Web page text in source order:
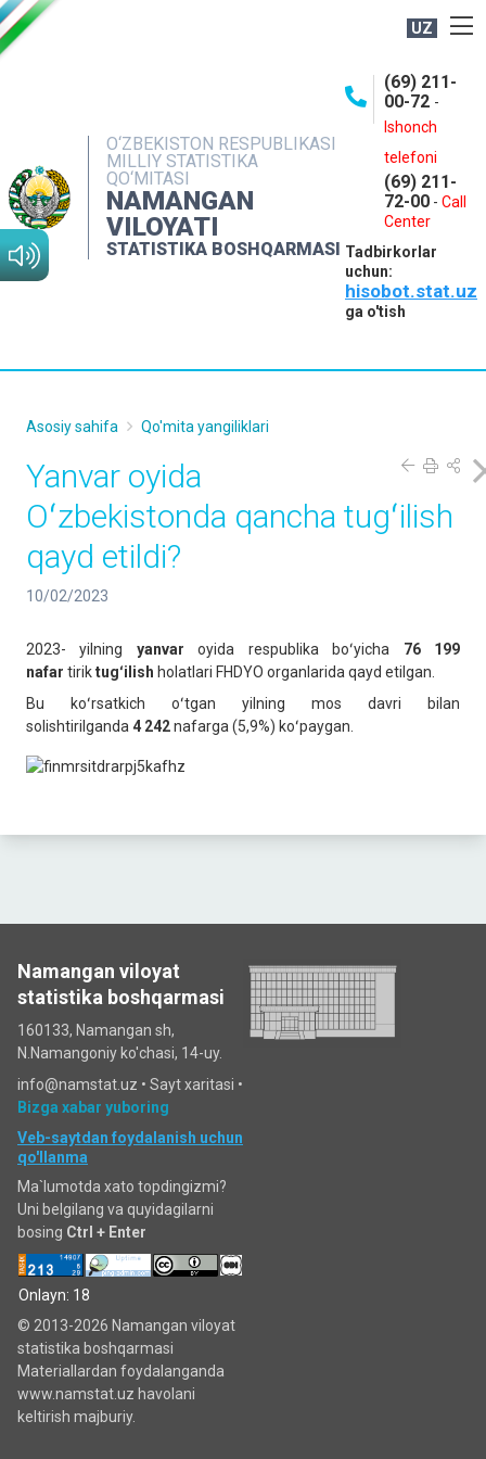
UZ
O‘ZBEKISTON RESPUBLIKASI
MILLIY STATISTIKA
QO‘MITASI
NAMANGAN
VILOYATI
STATISTIKA BOSHQARMASI
(69) 211-
00-72 -
Ishonch
telefoni
(69) 211-
72-00 - Call
Center
Tadbirkorlar
uchun:
hisobot.stat.uz
ga o'tish
NASHRLAR
INTERAKTIV XIZMATLAR
MATBUOT XIZMATI
MUROJAATLAR
Asosiy sahifa Qo'mita yangiliklari
Yanvar oyida
Oʻzbekistonda qancha tugʻilish
qayd etildi?
10/02/2023
2023- yilning yanvar oyida respublika boʻyicha 76 199
nafar tiriktugʻilish holatlari FHDYO organlarida qayd etilgan.
Bu koʻrsatkich oʻtgan yilning mos davri bilan
solishtirilganda 4 242nafarga (5,9%) koʻpaygan.
Namangan viloyat
statistika boshqarmasi
160133, Namangan sh,
N.Namangoniy ko'chasi, 14-uy.
info@namstat.uz • Sayt xaritasi •
Bizga xabar yuboring
Veb-saytdan foydalanish uchun
qo'llanma
Ma`lumotda xato topdingizmi?
Uni belgilang va quyidagilarni
bosing Ctrl + Enter
Onlayn: 18
© 2013-2026 Namangan viloyat
statistika boshqarmasi
Materiallardan foydalanganda
www.namstat.uz havolani
keltirish majburiy.